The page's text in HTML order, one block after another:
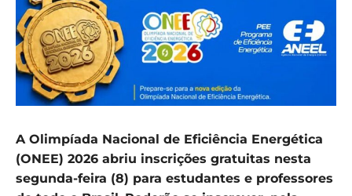
A Olimpíada Nacional de Eficiência Energética
(ONEE) 2026 abriu inscrições gratuitas nesta
segunda-feira (8) para estudantes e professores